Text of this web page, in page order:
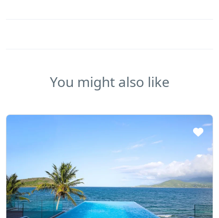
You might also like